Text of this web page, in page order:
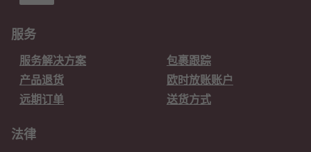
服务
服务解决方案
包裹跟踪
产品退货
欧时放账账户
远期订单
送货方式
法律